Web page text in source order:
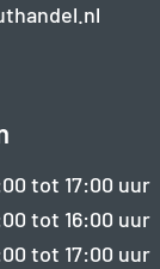
tot 17:00 uur
tot 16:00 uur
tot 17:00 uur